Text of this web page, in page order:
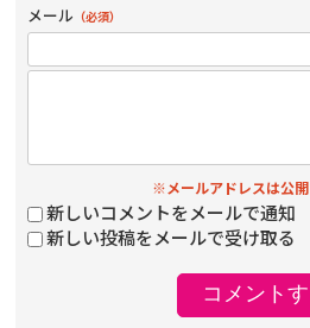
メール （必須）
※メールアドレスは公
新しいコメントをメールで通知
新しい投稿をメールで受け取る